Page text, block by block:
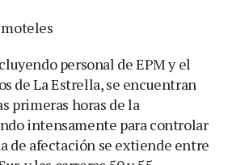
personal de EPM y el
de La Estrella, se encuentran
primeras horas de la
intensamente para controlar
de afectación se extiende entre